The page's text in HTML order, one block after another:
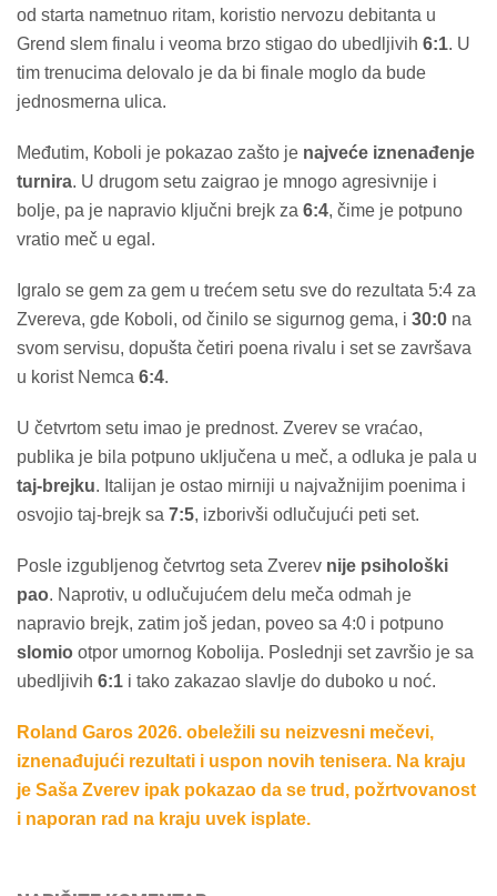
od starta nametnuo ritam, koristio nervozu debitanta u
Grend slem finalu i veoma brzo stigao do ubedljivih 6:1. U
tim trenucima delovalo je da bi finale moglo da bude
jednosmerna ulica.
Međutim, Кoboli je pokazao zašto je najveće iznenađenje
turnira. U drugom setu zaigrao je mnogo agresivnije i
bolje, pa je napravio ključni brejk za 6:4, čime je potpuno
vratio meč u egal.
Igralo se gem za gem u trećem setu sve do rezultata 5:4 za
Zvereva, gde Кoboli, od činilo se sigurnog gema, i 30:0 na
svom servisu, dopušta četiri poena rivalu i set se završava
u korist Nemca 6:4.
U četvrtom setu imao je prednost. Zverev se vraćao,
publika je bila potpuno uključena u meč, a odluka je pala u
taj-brejku. Italijan je ostao mirniji u najvažnijim poenima i
osvojio taj-brejk sa 7:5, izborivši odlučujući peti set.
Posle izgubljenog četvrtog seta Zverev nije psihološki
pao. Naprotiv, u odlučujućem delu meča odmah je
napravio brejk, zatim još jedan, poveo sa 4:0 i potpuno
slomio otpor umornog Кobolija. Poslednji set završio je sa
ubedljivih 6:1 i tako zakazao slavlje do duboko u noć.
Roland Garos 2026. obeležili su neizvesni mečevi,
iznenađujući rezultati i uspon novih tenisera. Na kraju
je Saša Zverev ipak pokazao da se trud, požrtvovanost
i naporan rad na kraju uvek isplate.